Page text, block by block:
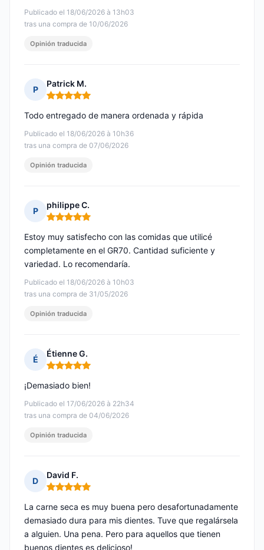
Publicado el 18/06/2026 à 13h03
tras una compra de 10/06/2026
Opinión traducida
P
Patrick M.
Nota: 5 de 5
Publicado el 18/06/2026 à 10h36
tras una compra de 07/06/2026
Todo entregado de manera ordenada y rápida
Opinión traducida
P
philippe C.
Nota: 5 de 5
Publicado el 18/06/2026 à 10h03
tras una compra de 31/05/2026
Estoy muy satisfecho con las comidas que utilicé
completamente en el GR70. Cantidad suficiente y
variedad. Lo recomendaría.
Opinión traducida
É
Étienne G.
Nota: 5 de 5
Publicado el 17/06/2026 à 22h34
tras una compra de 04/06/2026
¡Demasiado bien!
Opinión traducida
D
David F.
Nota: 5 de 5
La carne seca es muy buena pero desafortunadamente
demasiado dura para mis dientes. Tuve que regalársela
a alguien. Una pena. Pero para aquellos que tienen
buenos dientes es delicioso!